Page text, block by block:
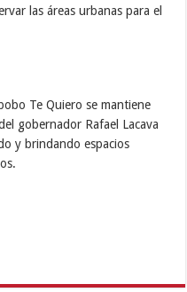
las áreas urbanas para el
Te Quiero se mantiene
gobernador Rafael Lacava
y brindando espacios